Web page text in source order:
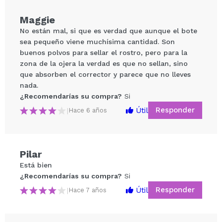
Compartir un vídeo o una foto
¿Recomendarías su compra?
ENVIAR
Maggie
No están mal, si que es verdad que aunque el bote
sea pequeño viene muchísima cantidad. Son
buenos polvos para sellar el rostro, pero para la
zona de la ojera la verdad es que no sellan, sino
que absorben el corrector y parece que no lleves
nada.
¿Recomendarías su compra? Si
| Hace 6 años Útil Responder
Pilar
Está bien
¿Recomendarías su compra? Si
| Hace 7 años Útil Responder